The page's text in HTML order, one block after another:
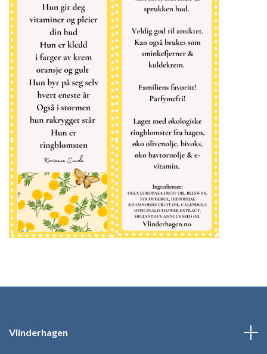
Vlinderhagen